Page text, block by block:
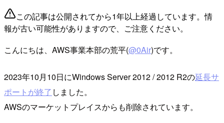
この記事は公開されてから1年以上経過しています。情
報が古い可能性がありますので、ご注意ください。
こんにちは、AWS事業本部の荒平(@0Air)です。
2023年10月10日にWindows Server 2012 / 2012 R2の延長サ
ポートが終了 しました。
AWSのマーケットプレイスからも削除されています。